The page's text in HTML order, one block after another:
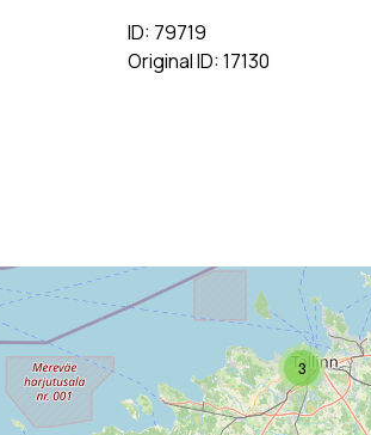
ID: 79719
Original ID: 17130
3